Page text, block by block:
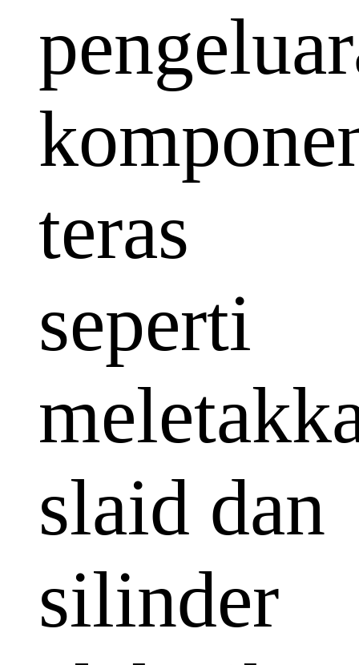
teras
seperti
slaid dan
silinder